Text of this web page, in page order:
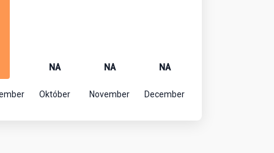
NA
Október
NA
November
NA
December